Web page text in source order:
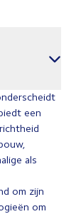
een
als
om zijn
om